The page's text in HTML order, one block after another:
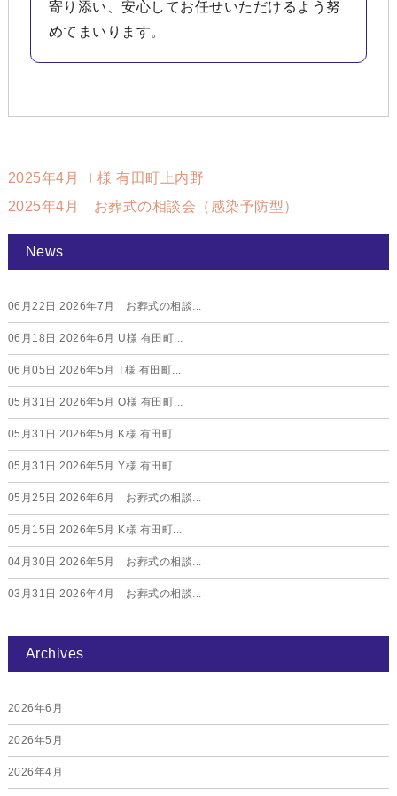
寄り添い、安心してお任せいただけるよう努
めてまいります。
2025年4月 Ｉ様 有田町上内野
2025年4月 お葬式の相談会（感染予防型）
News
06月22日 2026年7月 お葬式の相談...
06月18日 2026年6月 U様 有田町...
06月05日 2026年5月 T様 有田町...
05月31日 2026年5月 O様 有田町...
05月31日 2026年5月 K様 有田町...
05月31日 2026年5月 Y様 有田町...
05月25日 2026年6月 お葬式の相談...
05月15日 2026年5月 K様 有田町...
04月30日 2026年5月 お葬式の相談...
03月31日 2026年4月 お葬式の相談...
Archives
2026年6月
2026年5月
2026年4月